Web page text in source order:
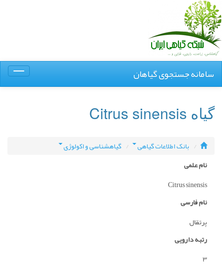
سامانه جستجوی گیاهان Toggle
گیاه Citrus sinensis
بانک اطلاعات گیاهی
گیاهشناسی و اکولوژی
نام علمی
Citrus sinensis
نام فارسی
پرتقال
رتبه دارویی
3